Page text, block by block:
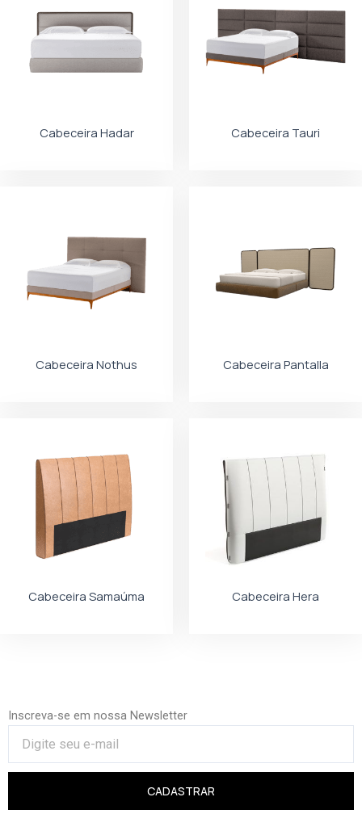
Cabeceira Hadar Cabeceira Tauri
Cabeceira Nothus Cabeceira Pantalla
Cabeceira Samaúma Cabeceira Hera
Inscreva-se em nossa Newsletter
CADASTRAR